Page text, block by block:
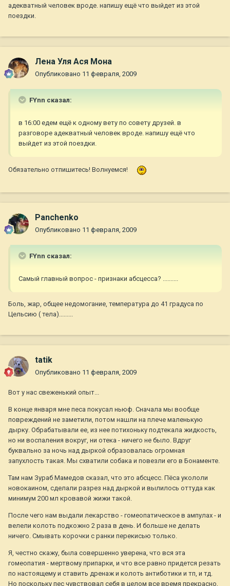
адекватный человек вроде. напишу ещё что выйдет из этой
поездки.
Лена Уля Ася Мона
Опубликовано 11 февраля, 2009
FYnn сказал:
в 16:00 едем ещё к одному вету по совету друзей. в
разговоре адекватный человек вроде. напишу ещё что
выйдет из этой поездки.
Обязательно отпишитесь! Волнуемся!
Panchenko
Опубликовано 11 февраля, 2009
FYnn сказал:
Самый главный вопрос - признаки абсцесса? ..........
Боль, жар, общее недомогание, температура до 41 градуса по
Цельсию ( тела).........
tatik
Опубликовано 11 февраля, 2009
Вот у нас свеженький опыт...
В конце января мне песа покусал ньюф. Сначала мы вообще
повреждений не заметили, потом нашли на плече маленькую
дырку. Обрабатывали ее, из нее потихоньку подтекала жидкость,
но ни воспаления вокруг, ни отека - ничего не было. Вдруг
буквально за ночь над дыркой образовалась огромная
запухлость такая. Мы схватили собака и повезли его в Бонаменте.
Там нам Зураб Мамедов сказал, что это абсцесс. Пёса укололи
новокаином, сделали разрез над дыркой и вылилось оттуда как
минимум 200 мл кровавой жижи такой.
После чего нам выдали лекарство - гомеопатическое в ампулах - и
велели колоть подкожно 2 раза в день. И больше не делать
ничего. Смывать корочки с ранки перекисью только.
Я, честно скажу, была совершенно уверена, что вся эта
гомеопатия - мертвому припарки, и что все равно придется резать
по настоящему и ставить дренаж и колоть антиботики и тп, и тд.
Но поскольку пес чувствовал себя в целом все время прекрасно,